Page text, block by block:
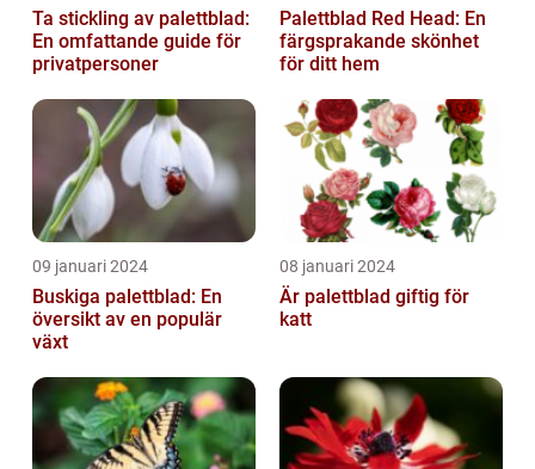
Ta stickling av palettblad:
En omfattande guide för
privatpersoner
Palettblad Red Head: En
färgsprakande skönhet
för ditt hem
09 januari 2024
Buskiga palettblad: En
översikt av en populär
växt
08 januari 2024
Är palettblad giftig för
katt